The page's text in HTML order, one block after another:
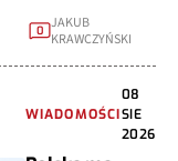
0 JAKUB
KRAWCZYŃSKI
WIADOMOŚCI
08
SIE
2026